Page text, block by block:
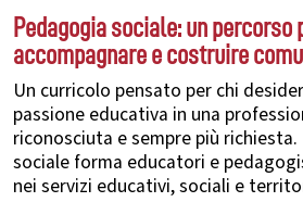
Pedagogia sociale: un percorso
accompagnare e costruire
Un curricolo pensato per chi
passione educativa in una
riconosciuta e sempre più
sociale forma educatori e
nei servizi educativi, sociali e